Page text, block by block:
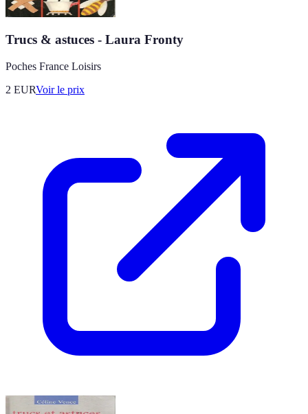
Trucs & astuces - Laura Fronty
Poches France Loisirs
2 EURVoir le prix